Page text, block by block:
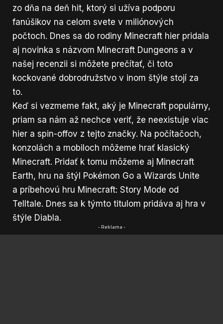
zo dňa na deň hit, ktorý si užíva podporu
fanúšikov na celom svete v miliónových
počtoch. Dnes sa do rodiny Minecraft hier pridala
aj novinka s názvom Minecraft Dungeons a v
našej recenzii si môžete prečítať, či toto
kockované dobrodružstvo v inom štýle stojí za
to.
Keď si vezmeme fakt, aký je Minecraft populárny,
priam sa nám až nechce veriť, že neexistuje viac
hier a spin-offov z tejto značky. Na počítačoch,
konzolách a mobiloch môžeme hrať klasický
Minecraft. Pridať k tomu môžeme aj Minecraft
Earth, hru na štýl Pokémon Go a Wizards Unite
a príbehovú hru Minecraft: Story Mode od
Telltale. Dnes sa k týmto titulom pridáva aj hra v
štýle Diabla.
- Reklama -